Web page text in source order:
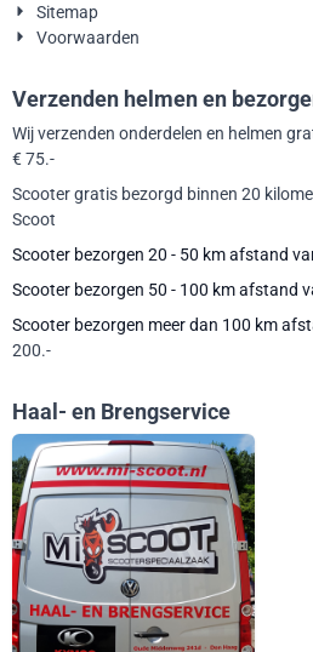
Sitemap
Voorwaarden
Verzenden helmen en
Wij verzenden onderdelen en helmen
€ 75.-
Scooter gratis bezorgd binnen 20
Scoot
Scooter bezorgen 20 - 50 km afstand
Scooter bezorgen 50 - 100 km afstand
Scooter bezorgen meer dan 100 km
200.-
Haal- en Brengservice